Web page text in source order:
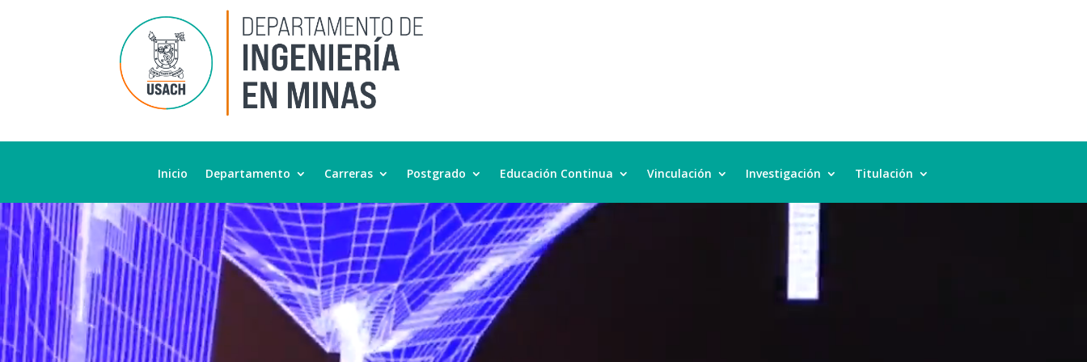
Inicio Departamento Carreras Postgrado Educación Continua Vinculación Investigación Titulación